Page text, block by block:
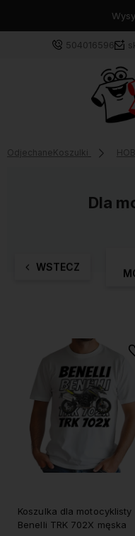
504016596
OdjechaneKoszulki
Dla
WSTECZ
Koszulka dla motocyklisty
Benelli TRK 702X męska